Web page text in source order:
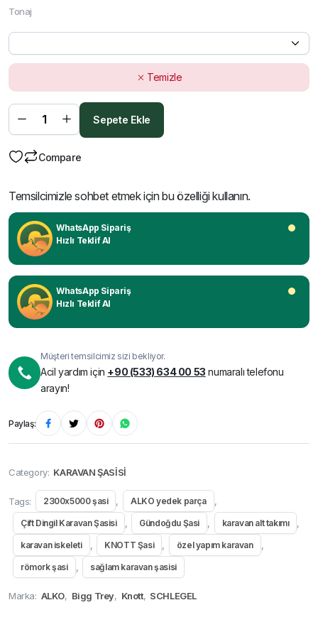
Tonaj
Temizle
Sepete Ekle
Compare
Temsilcimizle sohbet etmek için bu özelliği kullanın.
WhatsApp Sipariş
Hızlı Teklif Al
WhatsApp Sipariş
Hızlı Teklif Al
Müşteri temsilcimiz sizi bekliyor.
Acil yardım için +90 (533) 634 00 53 numaralı telefonu
arayın!
Paylaş:
Category: KARAVAN ŞASİSİ
Tags: 2300x5000 şasi , ALKO yedek parça ,
Çift Dingil Karavan Şasisi , Gündoğdu Şasi , karavan alt takımı ,
karavan iskeleti , KNOTT Şasi , özel yapım karavan ,
römork şasi , sağlam karavan şasisi
Marka: ALKO, Bigg Trey, Knott, SCHLEGEL